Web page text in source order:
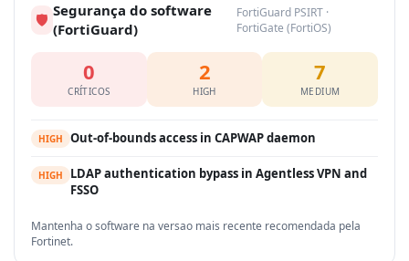
🛡 Segurança do software
(FortiGuard)
FortiGuard PSIRT ·
FortiGate (FortiOS)
0
CRÍTICOS
2
HIGH
7
MEDIUM
HIGH Out-of-bounds access in CAPWAP daemon
HIGH
LDAP authentication bypass in Agentless VPN and
FSSO
Mantenha o software na versao mais recente recomendada pela
Fortinet.